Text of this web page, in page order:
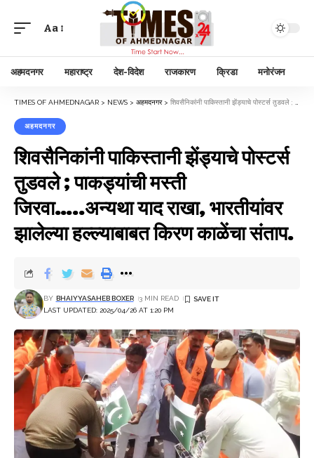
Aa
अहमदनगर महाराष्ट्र देश-विदेश राजकारण क्रिडा मनोरंजन
TIMES OF AHMEDNAGAR > NEWS > अहमदनगर> शिवसैनिकांनी पाकिस्तानी झेंड्याचे पोस्टर्स तुडवले ; पाकड्यांची मस्ती जिरवा…..अन्यथा याद राखा, भारतीयांवर झालेल्या हल्ल्याबाबत किरण काळेंचा संताप.
अहमदनगर
शिवसैनिकांनी पाकिस्तानी झेंड्याचे पोस्टर्स
तुडवले ; पाकड्यांची मस्ती
जिरवा…..अन्यथा याद राखा, भारतीयांवर
झालेल्या हल्ल्याबाबत किरण काळेंचा संताप.
LAST UPDATED: 2025/04/26 AT 1:20 PM
BY BHAIYYASAHEB BOXER 3 MIN READ